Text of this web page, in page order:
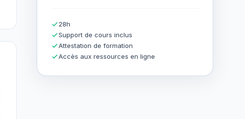
28h
Support de cours inclus
Attestation de formation
Accès aux ressources en ligne